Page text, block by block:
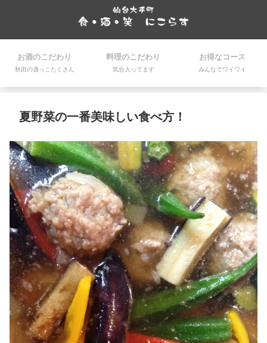
お酒のこだわり
秋田の酒っこたくさん
料理のこだわり
気合入ってます
お得なコース
みんなでワイワイ
夏野菜の一番美味しい食べ方！